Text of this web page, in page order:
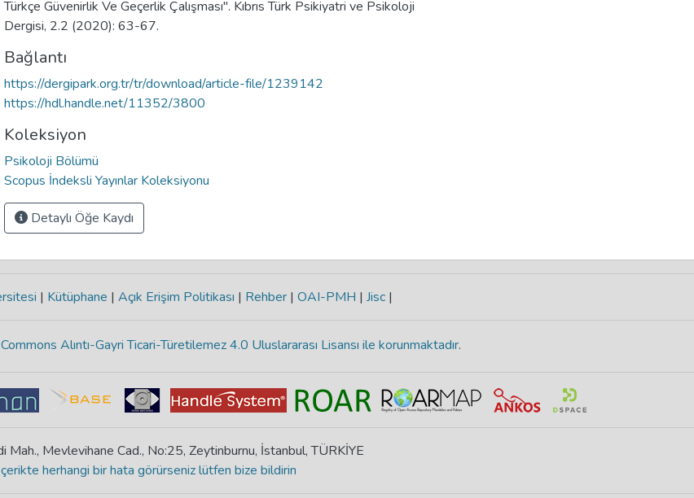
Türkçe Güvenirlik Ve Geçerlik Çalışması". Kıbrıs Türk Psikiyatri ve Psikoloji
Dergisi, 2.2 (2020): 63-67.
Bağlantı
https://dergipark.org.tr/tr/download/article-file/1239142
https://hdl.handle.net/11352/3800
Koleksiyon
Psikoloji Bölümü
Scopus İndeksli Yayınlar Koleksiyonu
Detaylı Öğe Kaydı
| Kütüphane | Açık Erişim Politikası | Rehber | OAI-PMH | Jisc |
Alıntı-Gayri Ticari-Türetilemez 4.0 Uluslararası Lisansı ile korunmaktadır.
Mah., Mevlevihane Cad., No:25, Zeytinburnu, İstanbul, TÜRKİYE
herhangi bir hata görürseniz lütfen bize bildirin